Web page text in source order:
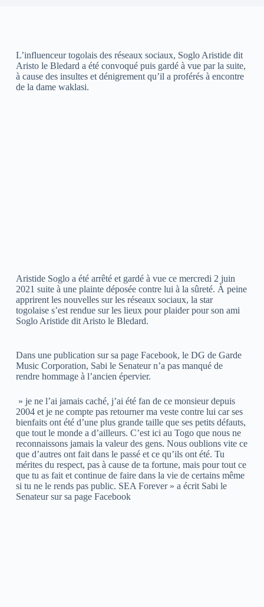
L’influenceur togolais des réseaux sociaux, Soglo Aristide dit
Aristo le Bledard a été convoqué puis gardé à vue par la suite,
à cause des insultes et dénigrement qu’il a proférés à encontre
de la dame waklasi.
Aristide Soglo a été arrêté et gardé à vue ce mercredi 2 juin
2021 suite à une plainte déposée contre lui à la sûreté. À peine
apprirent les nouvelles sur les réseaux sociaux, la star
togolaise s’est rendue sur les lieux pour plaider pour son ami
Soglo Aristide dit Aristo le Bledard.
Dans une publication sur sa page Facebook, le DG de Garde
Music Corporation, Sabi le Senateur n’a pas manqué de
rendre hommage à l’ancien épervier.
» je ne l’ai jamais caché, j’ai été fan de ce monsieur depuis
2004 et je ne compte pas retourner ma veste contre lui car ses
bienfaits ont été d’une plus grande taille que ses petits défauts,
que tout le monde a d’ailleurs. C’est ici au Togo que nous ne
reconnaissons jamais la valeur des gens. Nous oublions vite ce
que d’autres ont fait dans le passé et ce qu’ils ont été. Tu
mérites du respect, pas à cause de ta fortune, mais pour tout ce
que tu as fait et continue de faire dans la vie de certains même
si tu ne le rends pas public. SEA Forever » a écrit Sabi le
Senateur sur sa page Facebook